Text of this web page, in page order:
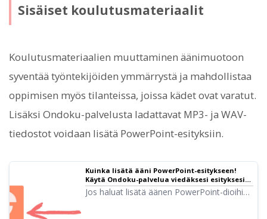
Sisäiset koulutusmateriaalit
Koulutusmateriaalien muuttaminen äänimuotoon
syventää työntekijöiden ymmärrystä ja mahdollistaa
oppimisen myös tilanteissa, joissa kädet ovat varatut.
Lisäksi Ondoku-palvelusta ladattavat MP3- ja WAV-
tiedostot voidaan lisätä PowerPoint-esityksiin.
Kuinka lisätä ääni PowerPoint-esitykseen!
Käytä Ondoku-palvelua viedäksesi esityksesi
uudelle tasolle. | Tekstinlukunohjelmisto
Ondoku
Jos haluat lisätä äänen PowerPoint-dioihin